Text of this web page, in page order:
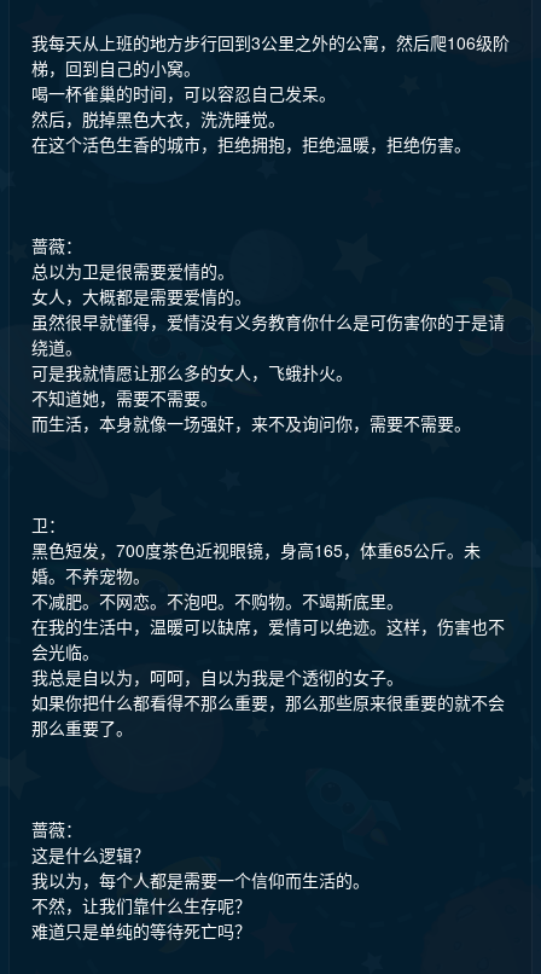
我每天从上班的地方步行回到3公里之外的公寓，然后爬106级阶
梯，回到自己的小窝。
喝一杯雀巢的时间，可以容忍自己发呆。
然后，脱掉黑色大衣，洗洗睡觉。
在这个活色生香的城市，拒绝拥抱，拒绝温暖，拒绝伤害。
蔷薇：
总以为卫是很需要爱情的。
女人，大概都是需要爱情的。
虽然很早就懂得，爱情没有义务教育你什么是可伤害你的于是请
绕道。
可是我就情愿让那么多的女人，飞蛾扑火。
不知道她，需要不需要。
而生活，本身就像一场强奸，来不及询问你，需要不需要。
卫：
黑色短发，700度茶色近视眼镜，身高165，体重65公斤。未
婚。不养宠物。
不减肥。不网恋。不泡吧。不购物。不竭斯底里。
在我的生活中，温暖可以缺席，爱情可以绝迹。这样，伤害也不
会光临。
我总是自以为，呵呵，自以为我是个透彻的女子。
如果你把什么都看得不那么重要，那么那些原来很重要的就不会
那么重要了。
蔷薇：
这是什么逻辑？
我以为，每个人都是需要一个信仰而生活的。
不然，让我们靠什么生存呢？
难道只是单纯的等待死亡吗？